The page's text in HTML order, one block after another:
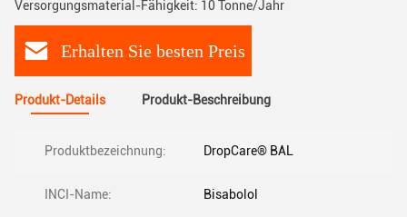
Versorgungsmaterial-Fähigkeit: 10 Tonne/Jahr
Erhalten Sie besten Preis
Produkt-Details Produkt-Beschreibung
Produktbezeichnung: DropCare® BAL
INCI-Name: Bisabolol